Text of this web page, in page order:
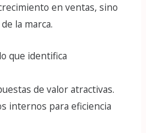
en ventas, sino
la marca.
que identifica
de valor atractivas.
internos para eficiencia